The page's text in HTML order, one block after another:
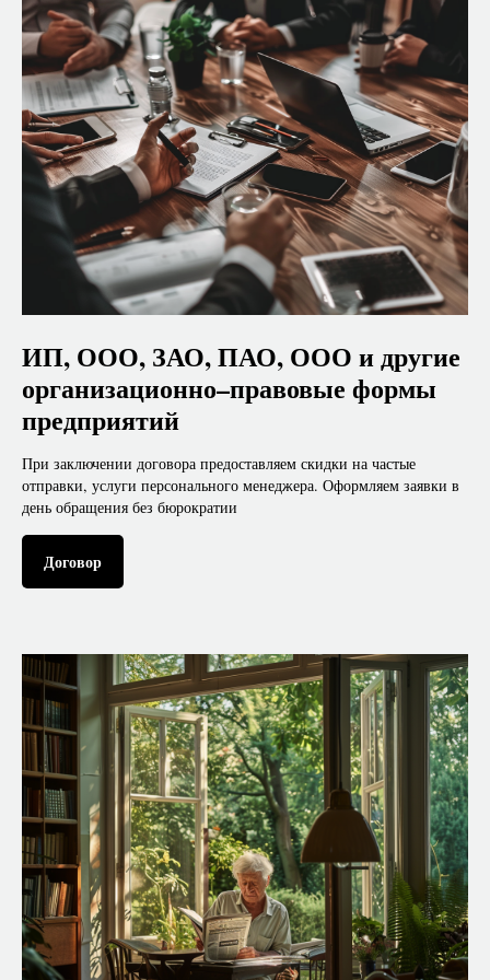
ИП, ООО, ЗАО, ПАО, ООО и другие
организационно–правовые формы
предприятий
При заключении договора предоставляем скидки на частые
отправки, услуги персонального менеджера. Оформляем заявки в
день обращения без бюрократии
Договор